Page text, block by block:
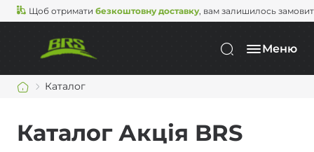
Щоб отримати безкоштовну доставку, вам залишилось
Меню
Каталог
Каталог Акція BRS